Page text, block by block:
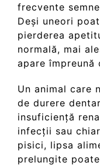
frecvente
Deși uneori
pierderea
normală, mai
apare
Un animal care
de durere
insuficiență
infecții sau
pisici, lipsa
prelungite